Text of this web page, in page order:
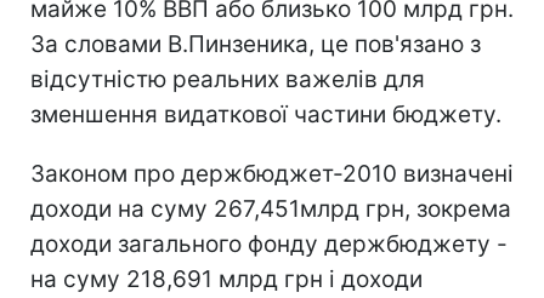
майже 10% ВВП або близько 100 млрд грн.
За словами В.Пинзеника, це пов'язано з
відсутністю реальних важелів для
зменшення видаткової частини бюджету.
Законом про держбюджет-2010 визначені
доходи на суму 267,451млрд грн, зокрема
доходи загального фонду держбюджету -
на суму 218,691 млрд грн і доходи